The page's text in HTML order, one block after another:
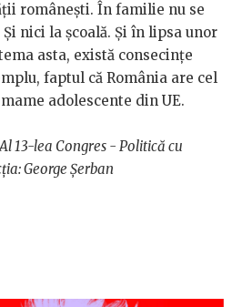
românești. În familie nu se
nici la școală. Și în lipsa unor
asta, există consecințe
faptul că România are cel
adolescente din UE.
13-lea Congres - Politică cu
George Șerban